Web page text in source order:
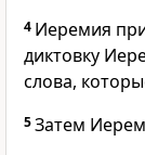
4 Иеремия
диктовку
слова,
5Затем